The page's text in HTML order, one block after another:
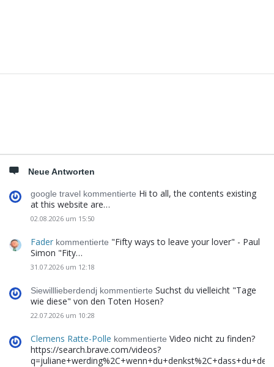
Neue Antworten
google travel kommentierte Hi to all, the contents existing
at this website are…
02.08.2026 um 15:50
Fader kommentierte "Fifty ways to leave your lover" - Paul
Simon "Fity…
31.07.2026 um 12:18
Siewilllieberdendj kommentierte Suchst du vielleicht "Tage
wie diese" von den Toten Hosen?
22.07.2026 um 10:28
Clemens Ratte-Polle kommentierte Video nicht zu finden?
https://search.brave.com/videos?